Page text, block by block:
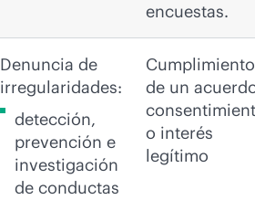
encuestas.
Denuncia de
irregularidades:
detección,
prevención e
investigación
de conductas
Cumplimiento
de un
o interés
legítimo